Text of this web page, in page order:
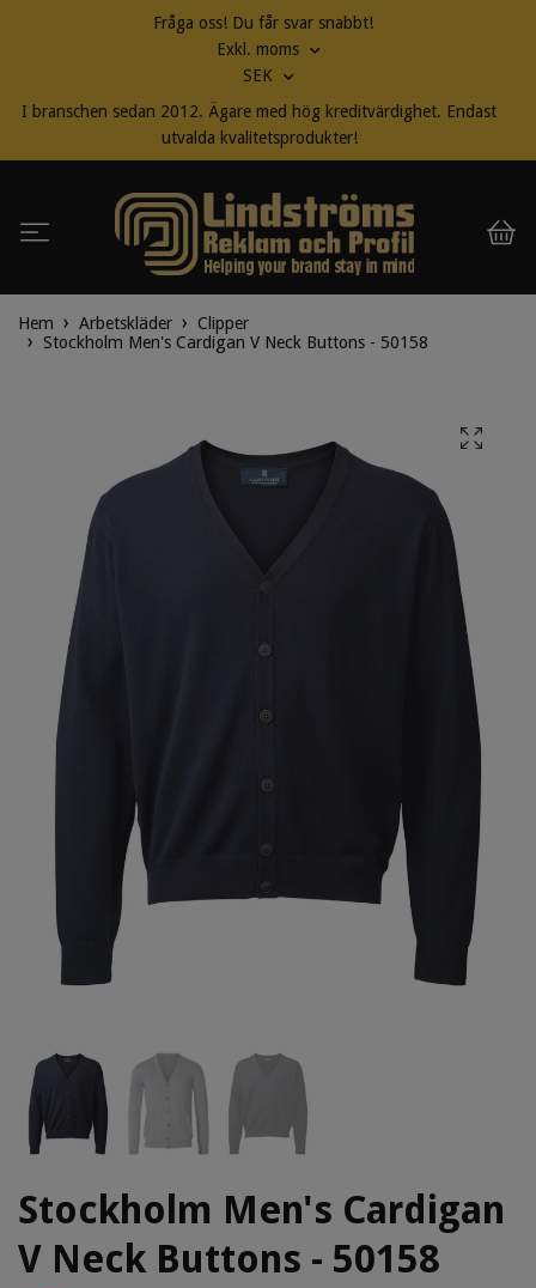
Fråga oss! Du får svar snabbt!
Exkl. moms
SEK
I branschen sedan 2012. Ägare med hög kreditvärdighet. Endast
utvalda kvalitetsprodukter!
Hem Arbetskläder
Clipper
Stockholm Men's Cardigan V Neck Buttons - 50158
Stockholm Men's Cardigan
V Neck Buttons - 50158